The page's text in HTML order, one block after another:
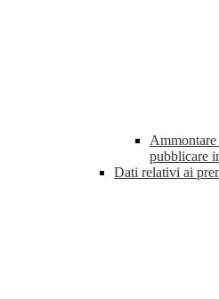
pubblicare
Dati relativi ai